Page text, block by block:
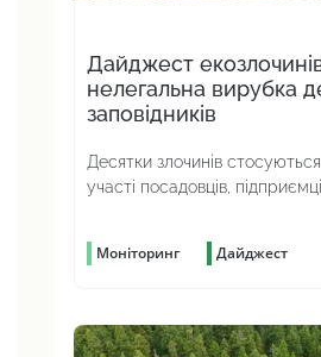
Дайджест
нелегальна вирубка
заповідників
Десятки злочинів
участі посадовців,
Моніторинг Дайджест